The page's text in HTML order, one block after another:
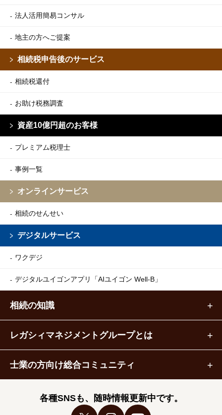
法人活用簡易コンサル
地主の方へご提案
相続税申告後のサービス
相続税還付
お助け税務調査
資産10億円超のお客様
プレミアム税理士
事例一覧
オンラインサービス
相続のせんせい
デジタルサービス
ワクデジ
デジタルユイゴンアプリ 「AIユイゴン Well-B」
相続の知識
レガシィマネジメントグループとは
士業の方向け総合コミュニティ
各種SNSも、随時情報更新中です。